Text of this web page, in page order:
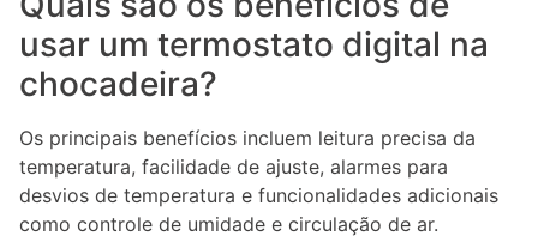
usar um termostato digital na
chocadeira?
Os principais benefícios incluem leitura precisa da
temperatura, facilidade de ajuste, alarmes para
desvios de temperatura e funcionalidades adicionais
como controle de umidade e circulação de ar.